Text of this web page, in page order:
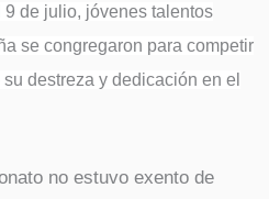
de julio, jóvenes talentos
se congregaron para competir
destreza y dedicación en el
no estuvo exento de